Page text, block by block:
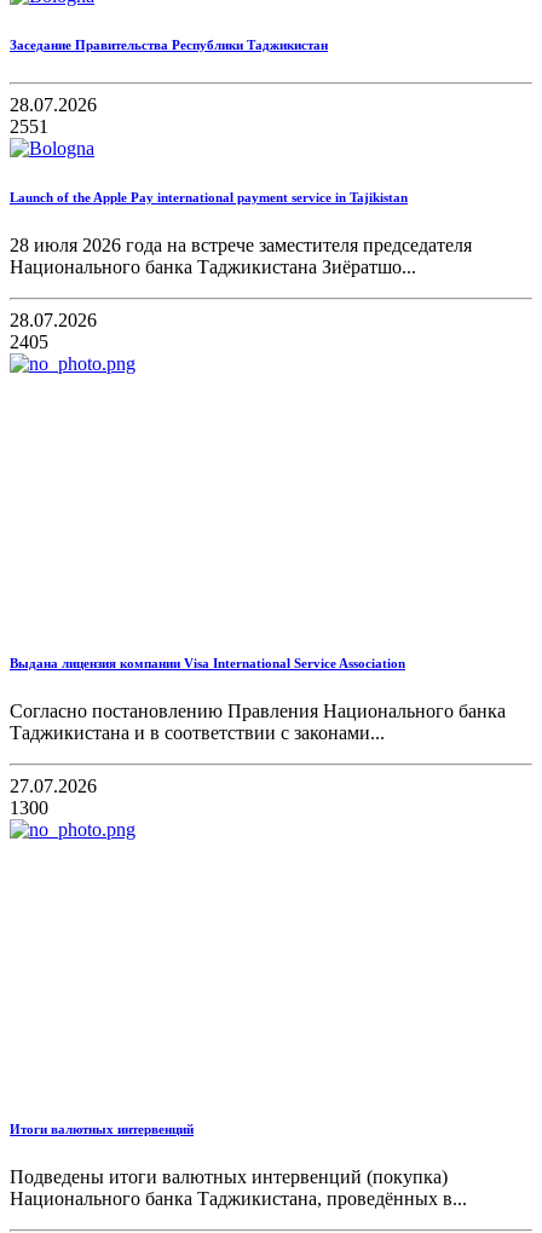
Заседание Правительства Республики Таджикистан
28.07.2026
2551
Launch of the Apple Pay international payment service in Tajikistan
28 июля 2026 года на встрече заместителя председателя
Национального банка Таджикистана Зиёратшо...
28.07.2026
2405
Выдана лицензия компании Visa International Service Association
Согласно постановлению Правления Национального банка
Таджикистана и в соответствии с законами...
27.07.2026
1300
Итоги валютных интервенций
Подведены итоги валютных интервенций (покупка)
Национального банка Таджикистана, проведённых в...